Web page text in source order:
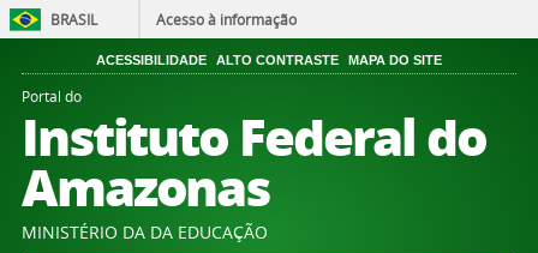
BRASIL Acesso à informação
ACESSIBILIDADE ALTO CONTRASTE MAPA DO SITE
Portal do
Instituto Federal do
Amazonas
MINISTÉRIO DA DA EDUCAÇÃO